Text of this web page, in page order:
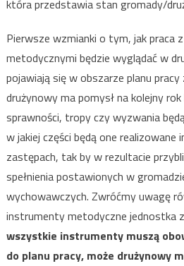
która przedstawia stan gromady/
Pierwsze wzmianki o tym, jak praca
metodycznymi będzie wyglądać w
pojawiają się w obszarze planu
drużynowy ma pomysł na kolejny rok
sprawności, tropy czy wyzwania
w jakiej części będą one realizowane
zastępach, tak by w rezultacie
spełnienia postawionych w
wychowawczych. Zwróćmy uwagę
instrumenty metodyczne jednostka
wszystkie instrumenty muszą
do planu pracy, może drużynowy